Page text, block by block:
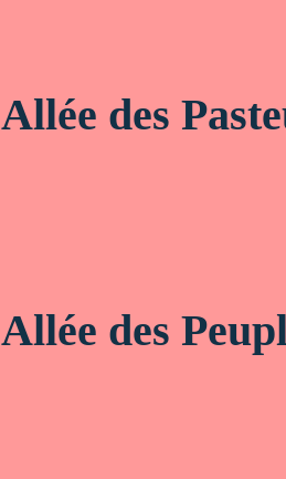
Allée des
Allée des